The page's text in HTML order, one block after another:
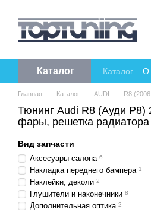
Каталог Каталог О
Главная Каталог AUDI R8
Тюнинг Audi R8 (Ауди Р8)
фары, решетка радиатора
Вид запчасти
Аксесуары салона 6
Накладка переднего бампера 1
Наклейки, деколи 2
Глушители и наконечники 8
Дополнительная оптика 2